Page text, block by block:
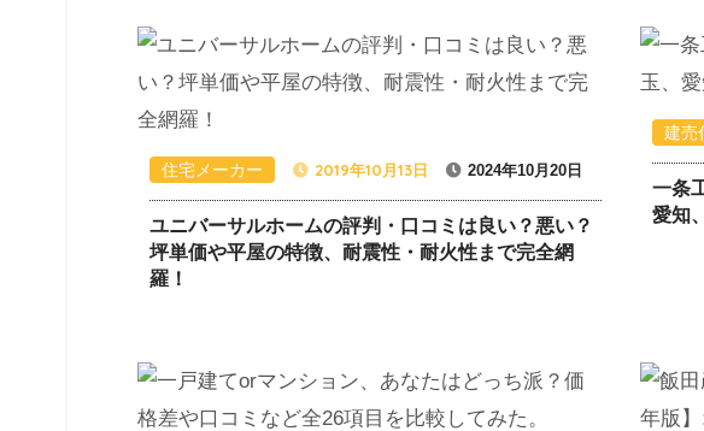
住宅メーカー 2019年10月13日 2024年10月20日
ユニバーサルホームの評判・口コミは良い？悪い？
坪単価や平屋の特徴、耐震性・耐火性まで完全網
羅！
建売
一条
愛知